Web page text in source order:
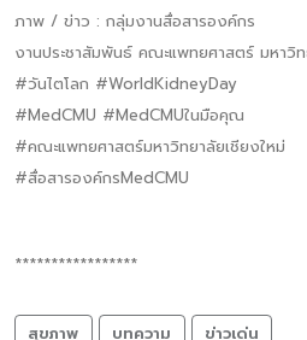
ภาพ / ข่าว : กลุ่มงานสื่อสารองค์กร
งานประชาสัมพันธ์ คณะแพทยศาสตร์ มหาวิท
#วันไตโลก #WorldKidneyDay
#MedCMU #MedCMUในมือคุณ
#คณะแพทยศาสตร์มหาวิทยาลัยเชียงใหม่
#สื่อสารองค์กรMedCMU
*****************
สุขภาพ บทความ ข่าวเด่น